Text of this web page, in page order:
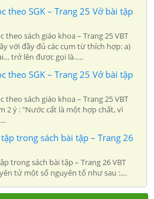
theo SGK – Trang 25 Vở bài tập
theo sách giáo khoa – Trang 25 VBT
với đầy đủ các cụm từ thích hợp: a)
trở lên được gọi là…..
theo SGK – Trang 25 Vở bài tập
theo sách giáo khoa – Trang 25 VBT
2 ý : "Nước cất là một hợp chất, vì
trong sách bài tập – Trang 26
trong sách bài tập – Trang 26 VBT
tử một số nguyên tố như sau :....